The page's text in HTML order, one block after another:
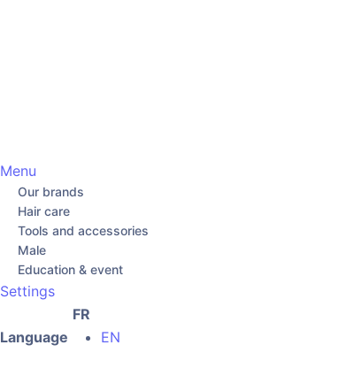
Menu
Our brands
Hair care
Tools and accessories
Male
Education & event
Settings
Language
FR
EN